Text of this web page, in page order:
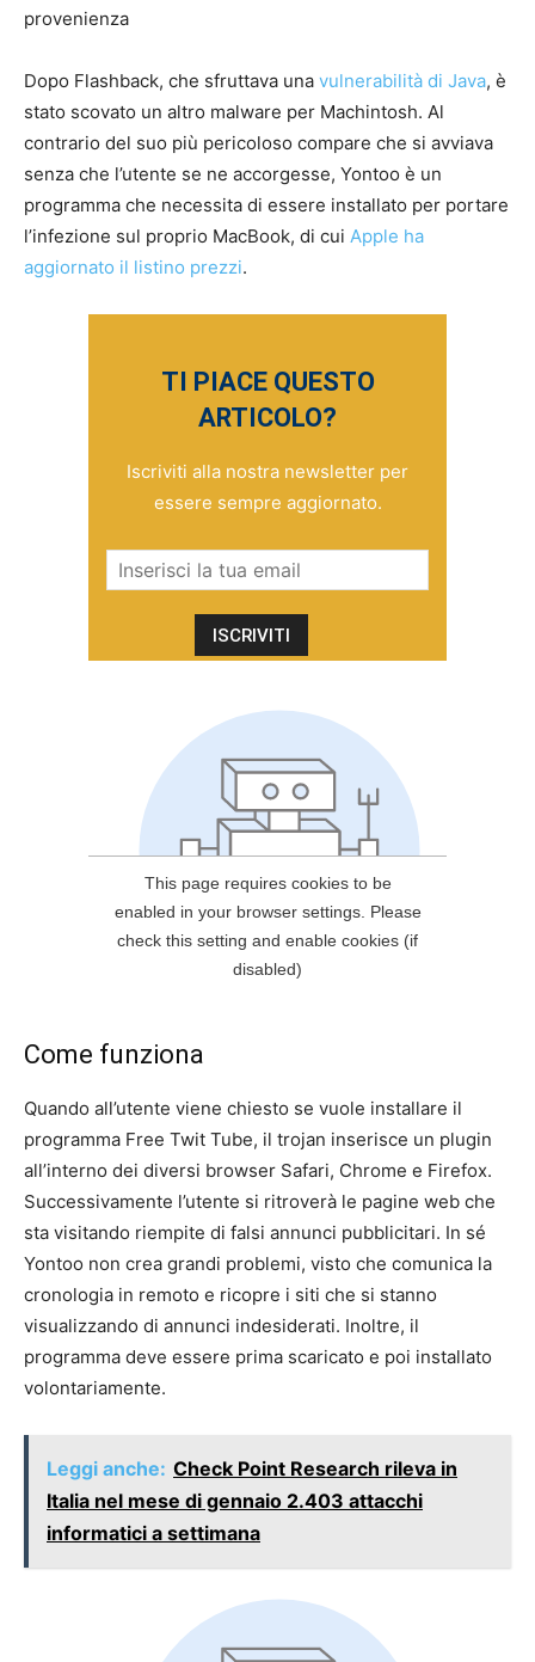
provenienza
Dopo Flashback, che sfruttava una vulnerabilità di Java, è
stato scovato un altro malware per Machintosh. Al
contrario del suo più pericoloso compare che si avviava
senza che l’utente se ne accorgesse, Yontoo è un
programma che necessita di essere installato per portare
l’infezione sul proprio MacBook, di cui Apple ha
aggiornato il listino prezzi.
TI PIACE QUESTO
ARTICOLO?
Iscriviti alla nostra newsletter per
essere sempre aggiornato.
Come funziona
Quando all’utente viene chiesto se vuole installare il
programma Free Twit Tube, il trojan inserisce un plugin
all’interno dei diversi browser Safari, Chrome e Firefox.
Successivamente l’utente si ritroverà le pagine web che
sta visitando riempite di falsi annunci pubblicitari. In sé
Yontoo non crea grandi problemi, visto che comunica la
cronologia in remoto e ricopre i siti che si stanno
visualizzando di annunci indesiderati. Inoltre, il
programma deve essere prima scaricato e poi installato
volontariamente.
Leggi anche: Check Point Research rileva in
Italia nel mese di gennaio 2.403 attacchi
informatici a settimana